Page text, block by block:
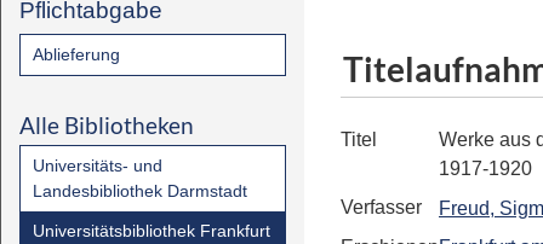
Pflichtabgabe
Ablieferung
Alle Bibliotheken
Universitäts- und
Landesbibliothek Darmstadt
Universitätsbibliothek Frankfurt
Titel
Werke aus
1917-1920
Verfasser
Freud,